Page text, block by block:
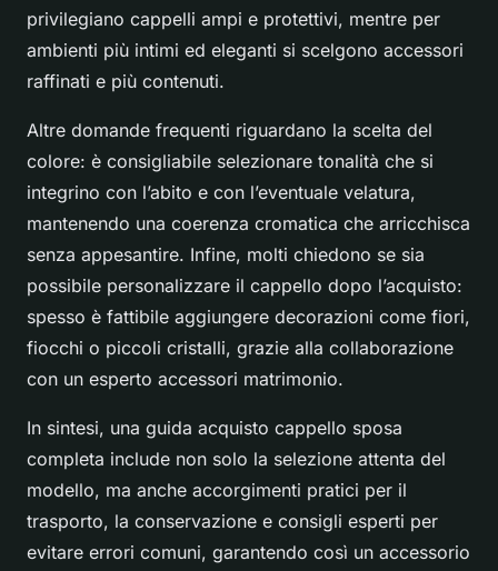
privilegiano cappelli ampi e protettivi, mentre per
ambienti più intimi ed eleganti si scelgono accessori
raffinati e più contenuti.
Altre domande frequenti riguardano la scelta del
colore: è consigliabile selezionare tonalità che si
integrino con l’abito e con l’eventuale velatura,
mantenendo una coerenza cromatica che arricchisca
senza appesantire. Infine, molti chiedono se sia
possibile personalizzare il cappello dopo l’acquisto:
spesso è fattibile aggiungere decorazioni come fiori,
fiocchi o piccoli cristalli, grazie alla collaborazione
con un esperto accessori matrimonio.
In sintesi, una guida acquisto cappello sposa
completa include non solo la selezione attenta del
modello, ma anche accorgimenti pratici per il
trasporto, la conservazione e consigli esperti per
evitare errori comuni, garantendo così un accessorio